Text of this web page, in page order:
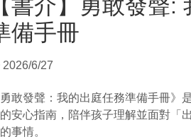
【書介】勇敢發聲:
備手冊
2026/6/27
勇敢發聲：我的出庭任務準備手冊》
安心指南，陪伴孩子理解並面對「
事情。